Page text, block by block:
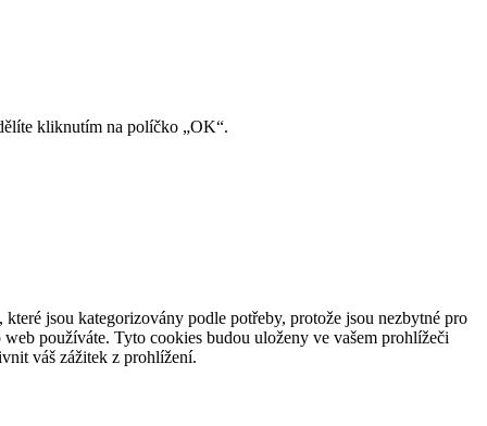
kliknutím na políčko „OK“.
jsou kategorizovány podle potřeby, protože jsou nezbytné pro
používáte. Tyto cookies budou uloženy ve vašem prohlížeči
váš zážitek z prohlížení.